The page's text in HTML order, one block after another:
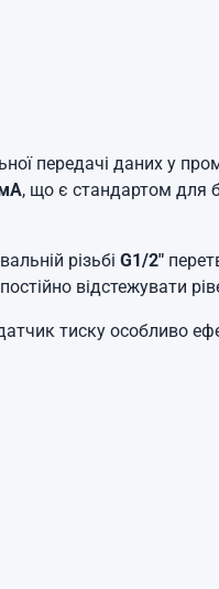
передачі даних у
, що є стандартом для
різьбі G1/2"
відстежувати
тиску особливо